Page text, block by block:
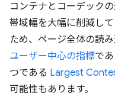
コンテナとコーデック
帯域幅を大幅に削減し
ため、ページ全体の読
ユーザー中心の指標で
つである Largest
可能性もあります。